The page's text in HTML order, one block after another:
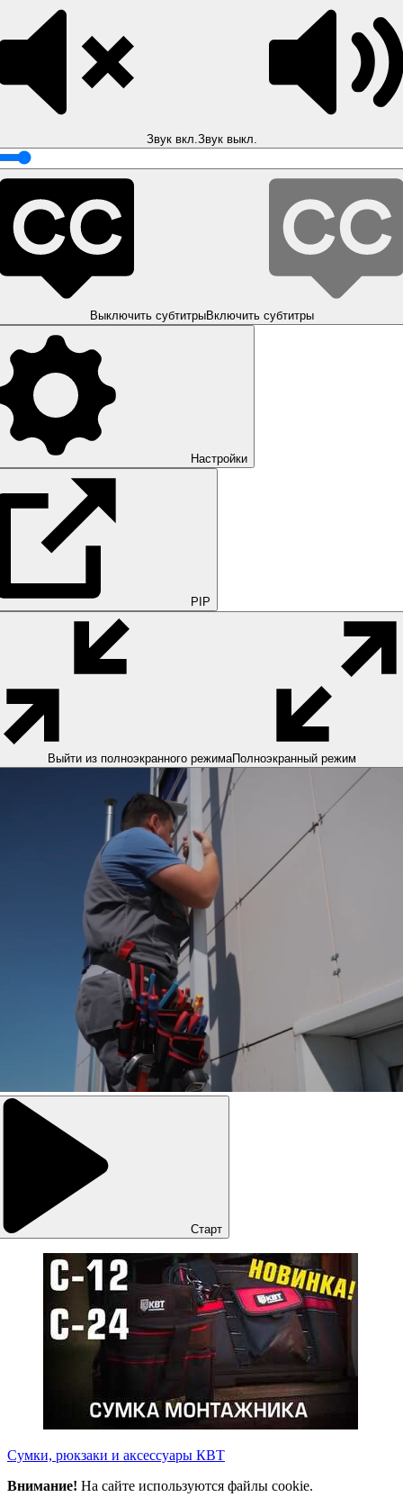
Звук вкл. Звук выкл.
Выключить субтитрыВключить субтитры
Настройки
PIP
Выйти из полноэкранного режимаПолноэкранный режим
Старт
Сумки, рюкзаки и аксессуары КВТ
Внимание! На сайте используются файлы cookie.